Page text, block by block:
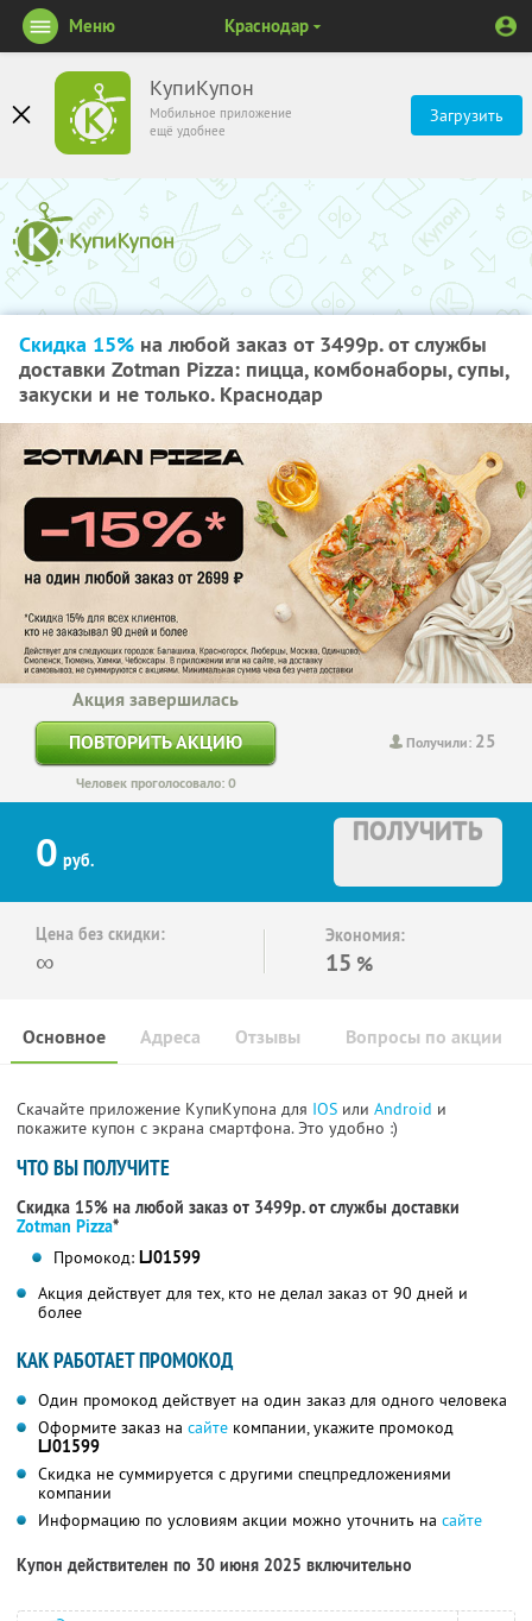
КупиКупон
Мобильное приложение
ещё удобнее
Загрузить
Меню Краснодар
Скидка 15% на любой заказ от 3499р. от службы
доставки Zotman Pizza: пицца, комбонаборы, супы,
закуски и не только. Краснодар
Получили: 25
Акция завершилась
ПОВТОРИТЬ АКЦИЮ
Человек проголосовало: 0
0 руб.
ПОЛУЧИТЬ
Цена без скидки:
∞
Экономия:
15 %
Основное Отзывы Вопросы по акции
Адреса
Скачайте приложение КупиКупона для IOS или Android и
покажите купон с экрана смартфона. Это удобно :)
ЧТО ВЫ ПОЛУЧИТЕ
Скидка 15% на любой заказ от 3499р. от службы доставки
Zotman Pizza*
Промокод: LJ01599
Акция действует для тех, кто не делал заказ от 90 дней и
более
КАК РАБОТАЕТ ПРОМОКОД
Один промокод действует на один заказ для одного человека
Оформите заказ на сайте компании, укажите промокод
LJ01599
Скидка не суммируется с другими спецпредложениями
компании
Информацию по условиям акции можно уточнить на сайте
Купон действителен по 30 июня 2025 включительно